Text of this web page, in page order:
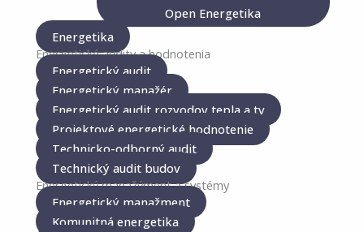
Open Energetika
Energetika
Energetické audity a hodnotenia
Energetický audit
Energetický manažér
Energetický audit rozvodov tepla a tv
Projektové energetické hodnotenie
Technicko-odborný audit
Technický audit budov
Energetický manažýment a systémy
Energetický manažment
Komunitná energetika